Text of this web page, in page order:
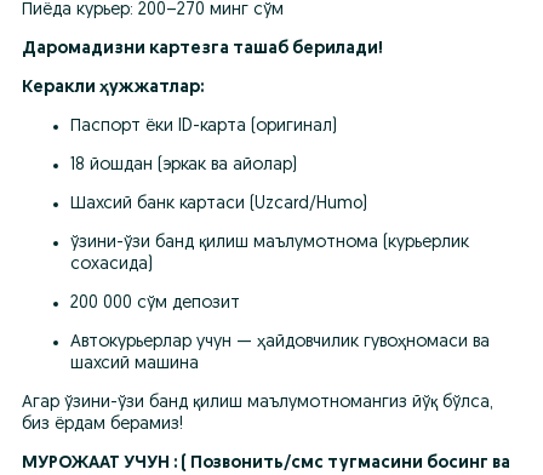
Пиёда курьер: 200–270 минг сўм
Даромадизни картезга ташаб берилади!
Керакли ҳужжатлар:
Паспорт ёки ID-карта (оригинал)
18 йошдан (эркак ва айолар)
Шахсий банк картаси (Uzcard/Humo)
ўзини-ўзи банд қилиш маълумотнома (курьерлик
сохасида)
200 000 сўм депозит
Автокурьерлар учун — ҳайдовчилик гувоҳномаси ва
шахсий машина
Агар ўзини-ўзи банд қилиш маълумотномангиз йўқ бўлса,
биз ёрдам берамиз!
МУРОЖААТ УЧУН : ( Позвонить/смс тугмасини босинг ва